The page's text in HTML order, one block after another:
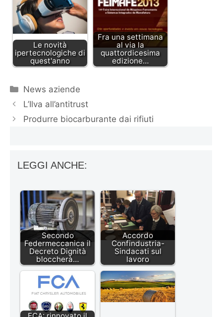
Le novità
ipertecnologiche di
quest'anno
Fra una settimana
al via la
quattordicesima
edizione…
Categorie
News aziende
L’Ilva all’antitrust
Produrre biocarburante dai rifiuti
LEGGI ANCHE:
Secondo
Federmeccanica il
Decreto Dignità
bloccherà…
Accordo
Confindustria-
Sindacati sul
lavoro